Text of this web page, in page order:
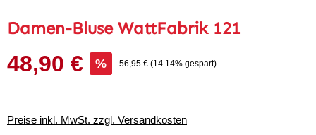
Damen-Bluse WattFabrik 121
Verkaufspreis:
48,90 € % Regulärer Preis:
56,95 € (14.14% gespart)
Preise inkl. MwSt. zzgl. Versandkosten